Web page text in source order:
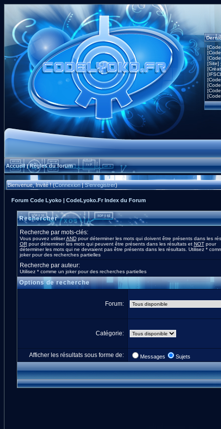
[Site]
Accueil|Règles du forum
Bienvenue, Invité ! (Connexion|S'enregistrer)
Forum Code Lyoko | CodeLyoko.Fr Index du Forum
Rechercher
Recherche par mots-clés:
Vous pouvez utiliserANDpour déterminer les mots qui doivent être présents dans les
ORpour déterminer les mots qui peuvent être présents dans les résultats et NOTpour
déterminer les mots qui ne devraient pas être présents dans les résultats. Utilisez *
joker pour des recherches partielles
Recherche par auteur:
Utilisez * comme un joker pour des recherches partielles
Options de recherche
Forum:
Catégorie:
Afficher les résultats sous forme de: Messages Sujets